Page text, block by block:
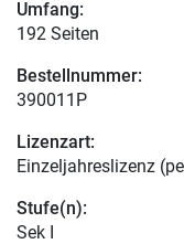
Umfang:
192 Seiten
Bestellnummer:
390011P
Lizenzart:
Einzeljahreslizenz
Stufe(n):
Sek I